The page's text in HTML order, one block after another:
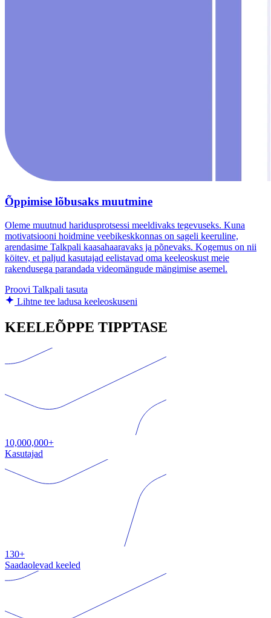
Õppimise lõbusaks muutmine
Oleme muutnud haridusprotsessi meeldivaks tegevuseks. Kuna
motivatsiooni hoidmine veebikeskkonnas on sageli keeruline,
arendasime Talkpali kaasahaaravaks ja põnevaks. Kogemus on nii
köitev, et paljud kasutajad eelistavad oma keeleoskust meie
rakendusega parandada videomängude mängimise asemel.
Proovi Talkpali tasuta
Lihtne tee ladusa keeleoskuseni
KEELEÕPPE TIPPTASE
10,000,000+
Kasutajad
130+
Saadaolevad keeled